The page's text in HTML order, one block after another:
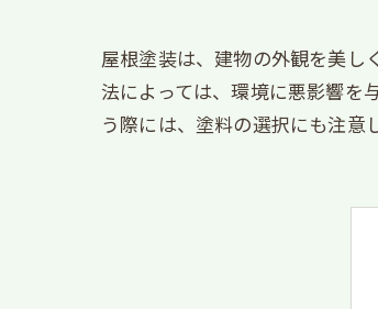
屋根塗装は、建物の外観を美し
法によっては、環境に悪影響を
う際には、塗料の選択にも注意